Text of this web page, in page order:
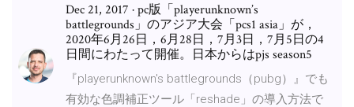
Dec 21, 2017 · pc版「playerunknown’s
battlegrounds」のアジア大会「pcs1 asia」が，
2020年6月26日，6月28日，7月3日，7月5日の4
日間にわたって開催。日本からはpjs season5
『playerunknown's battlegrounds（pubg）』でも
有効な色調補正ツール「reshade」の導入方法で